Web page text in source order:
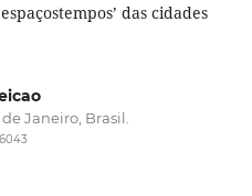
das cidades
Janeiro, Brasil.